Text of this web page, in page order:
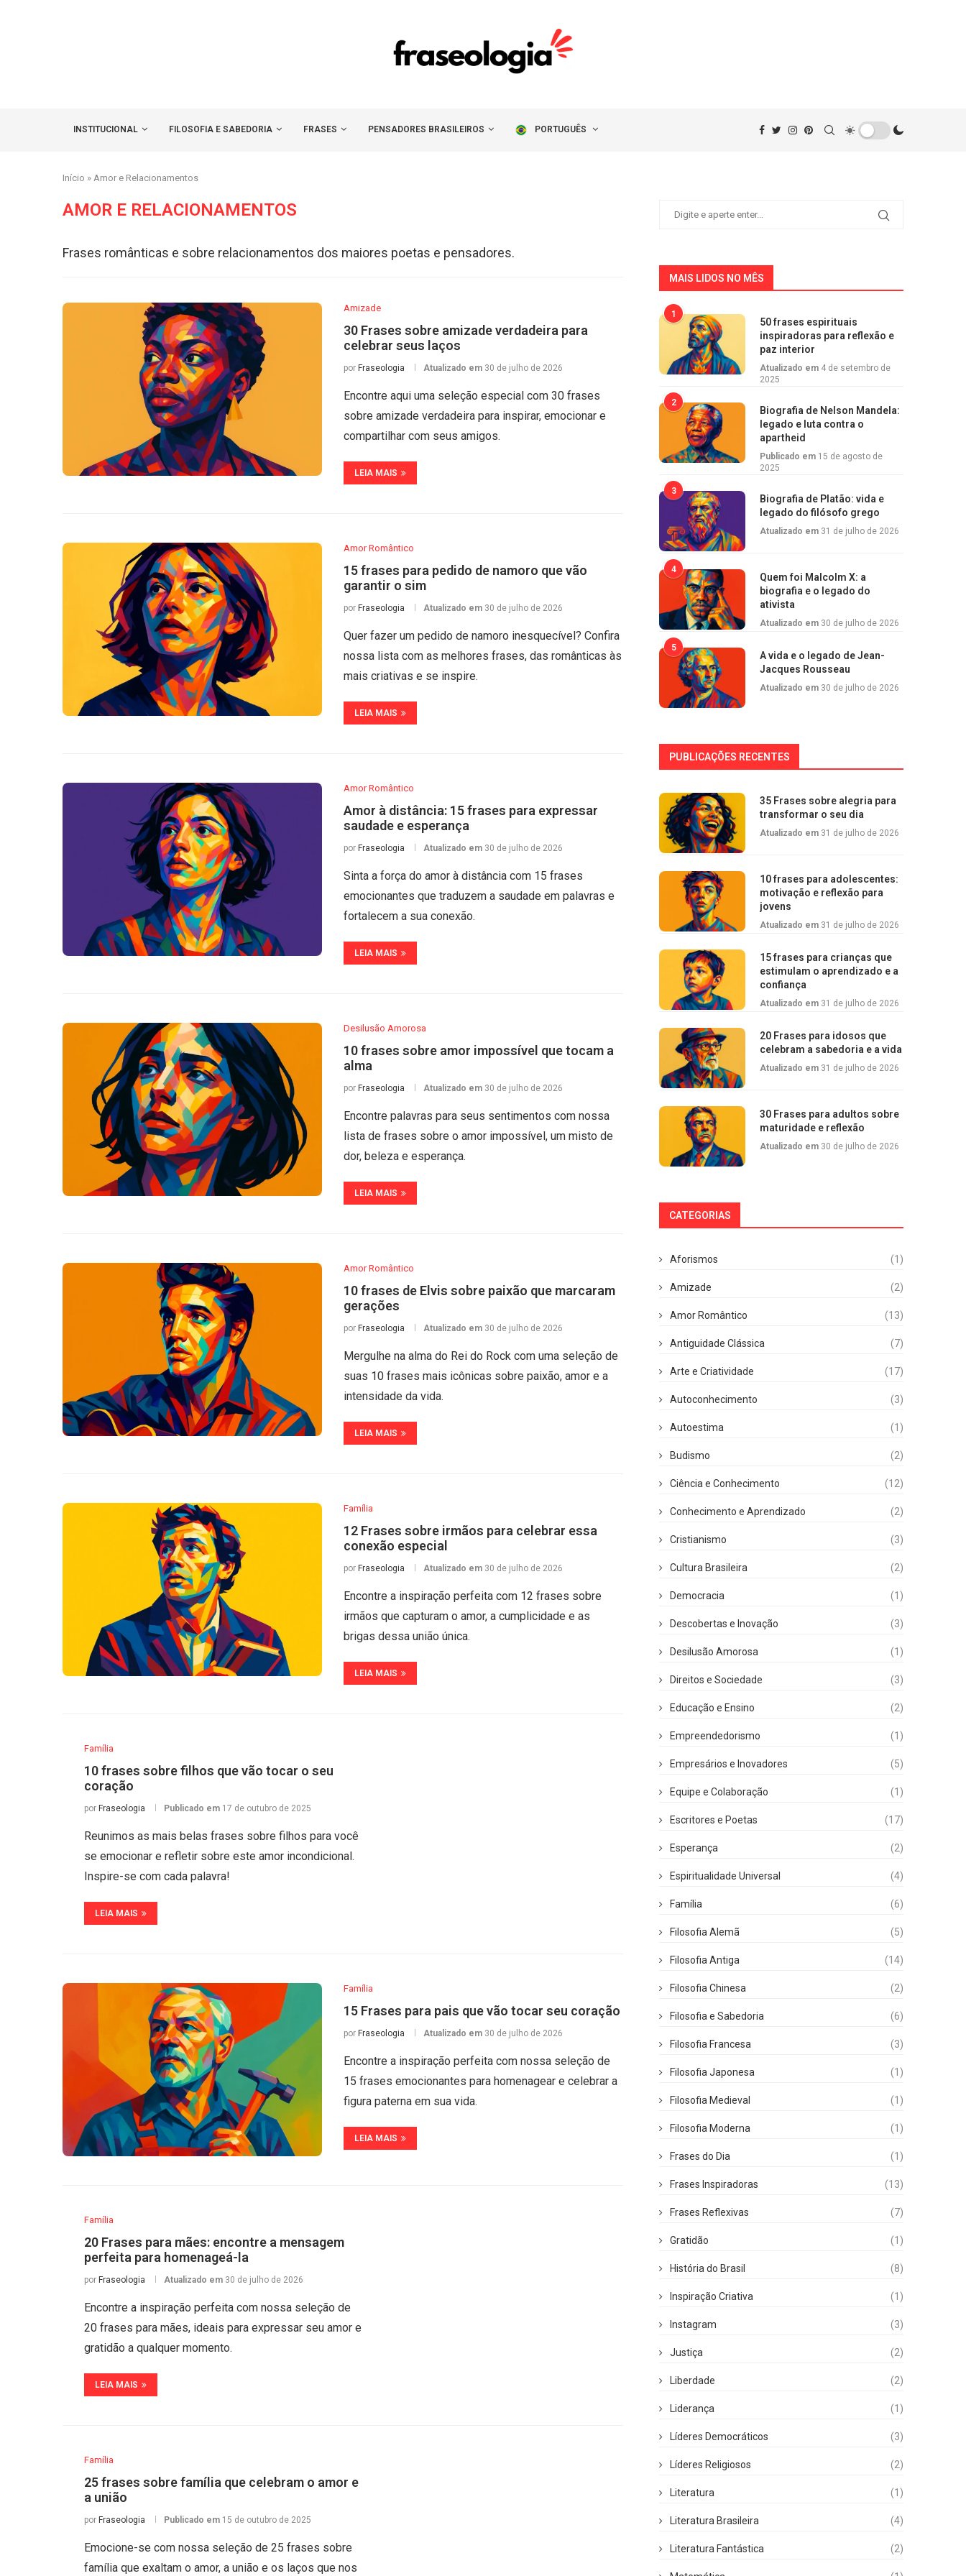
INSTITUCIONAL FILOSOFIA E SABEDORIA FRASES PENSADORES BRASILEIROS PORTUGUÊS
Início » Amor e Relacionamentos
AMOR E RELACIONAMENTOS
Frases românticas e sobre relacionamentos dos maiores poetas e pensadores.
Amizade
30 Frases sobre amizade verdadeira para
celebrar seus laços
por Fraseologia Atualizado em 30 de julho de 2026
Encontre aqui uma seleção especial com 30 frases
sobre amizade verdadeira para inspirar, emocionar e
compartilhar com seus amigos.
LEIA MAIS
Amor Romântico
15 frases para pedido de namoro que vão
garantir o sim
por Fraseologia Atualizado em 30 de julho de 2026
Quer fazer um pedido de namoro inesquecível? Confira
nossa lista com as melhores frases, das românticas às
mais criativas e se inspire.
LEIA MAIS
Amor Romântico
Amor à distância: 15 frases para expressar
saudade e esperança
por Fraseologia Atualizado em 30 de julho de 2026
Sinta a força do amor à distância com 15 frases
emocionantes que traduzem a saudade em palavras e
fortalecem a sua conexão.
LEIA MAIS
Desilusão Amorosa
10 frases sobre amor impossível que tocam a
alma
por Fraseologia Atualizado em 30 de julho de 2026
Encontre palavras para seus sentimentos com nossa
lista de frases sobre o amor impossível, um misto de
dor, beleza e esperança.
LEIA MAIS
Amor Romântico
10 frases de Elvis sobre paixão que marcaram
gerações
por Fraseologia Atualizado em 30 de julho de 2026
Mergulhe na alma do Rei do Rock com uma seleção de
suas 10 frases mais icônicas sobre paixão, amor e a
intensidade da vida.
LEIA MAIS
Família
12 Frases sobre irmãos para celebrar essa
conexão especial
por Fraseologia Atualizado em 30 de julho de 2026
Encontre a inspiração perfeita com 12 frases sobre
irmãos que capturam o amor, a cumplicidade e as
brigas dessa união única.
LEIA MAIS
Família
10 frases sobre filhos que vão tocar o seu
coração
por Fraseologia Publicado em 17 de outubro de 2025
Reunimos as mais belas frases sobre filhos para você
se emocionar e refletir sobre este amor incondicional.
Inspire-se com cada palavra!
LEIA MAIS
Família
15 Frases para pais que vão tocar seu coração
por Fraseologia Atualizado em 30 de julho de 2026
Encontre a inspiração perfeita com nossa seleção de
15 frases emocionantes para homenagear e celebrar a
figura paterna em sua vida.
LEIA MAIS
Família
20 Frases para mães: encontre a mensagem
perfeita para homenageá-la
por Fraseologia Atualizado em 30 de julho de 2026
Encontre a inspiração perfeita com nossa seleção de
20 frases para mães, ideais para expressar seu amor e
gratidão a qualquer momento.
LEIA MAIS
Família
25 frases sobre família que celebram o amor e
a união
por Fraseologia Publicado em 15 de outubro de 2025
Emocione-se com nossa seleção de 25 frases sobre
família que exaltam o amor, a união e os laços que nos
MAIS LIDOS NO MÊS
1
50 frases espirituais
inspiradoras para reflexão e
paz interior
Atualizado em 4 de setembro de
2025
2
Biografia de Nelson Mandela:
legado e luta contra o
apartheid
Publicado em 15 de agosto de
2025
3
Biografia de Platão: vida e
legado do filósofo grego
Atualizado em 31 de julho de 2026
4
Quem foi Malcolm X: a
biografia e o legado do
ativista
Atualizado em 30 de julho de 2026
5
A vida e o legado de Jean-
Jacques Rousseau
Atualizado em 30 de julho de 2026
PUBLICAÇÕES RECENTES
35 Frases sobre alegria para
transformar o seu dia
Atualizado em 31 de julho de 2026
10 frases para adolescentes:
motivação e reflexão para
jovens
Atualizado em 31 de julho de 2026
15 frases para crianças que
estimulam o aprendizado e a
confiança
Atualizado em 31 de julho de 2026
20 Frases para idosos que
celebram a sabedoria e a vida
Atualizado em 31 de julho de 2026
30 Frases para adultos sobre
maturidade e reflexão
Atualizado em 30 de julho de 2026
CATEGORIAS
Aforismos (1)
Amizade (2)
Amor Romântico (13)
Antiguidade Clássica (7)
Arte e Criatividade (17)
Autoconhecimento (3)
Autoestima (1)
Budismo (2)
Ciência e Conhecimento (12)
Conhecimento e Aprendizado (2)
Cristianismo (3)
Cultura Brasileira (2)
Democracia (1)
Descobertas e Inovação (3)
Desilusão Amorosa (1)
Direitos e Sociedade (3)
Educação e Ensino (2)
Empreendedorismo (1)
Empresários e Inovadores (5)
Equipe e Colaboração (1)
Escritores e Poetas (17)
Esperança (2)
Espiritualidade Universal (4)
Família (6)
Filosofia Alemã (5)
Filosofia Antiga (14)
Filosofia Chinesa (2)
Filosofia e Sabedoria (6)
Filosofia Francesa (3)
Filosofia Japonesa (1)
Filosofia Medieval (1)
Filosofia Moderna (1)
Frases do Dia (1)
Frases Inspiradoras (13)
Frases Reflexivas (7)
Gratidão (1)
História do Brasil (8)
Inspiração Criativa (1)
Instagram (3)
Justiça (2)
Liberdade (2)
Liderança (1)
Líderes Democráticos (3)
Líderes Religiosos (2)
Literatura (1)
Literatura Brasileira (4)
Literatura Fantástica (2)